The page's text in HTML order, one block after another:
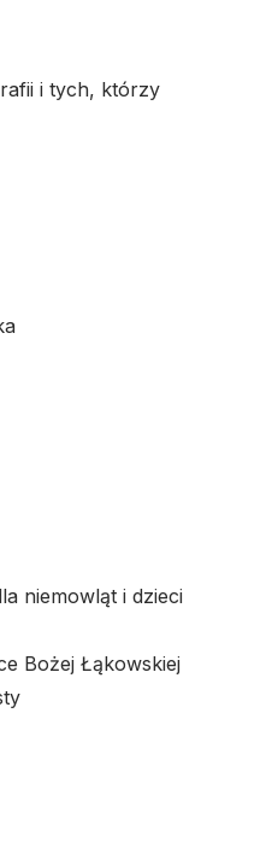
i tych, którzy
niemowląt i dzieci
Bożej Łąkowskiej